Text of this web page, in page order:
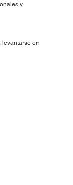
y
levantarse en